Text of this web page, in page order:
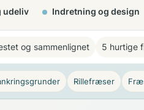
udeliv Indretning og design
og sammenlignet 5 hurtige
Rillefræser